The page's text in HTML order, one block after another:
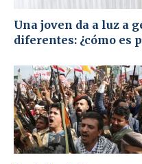
Una joven da a luz a
diferentes: ¿cómo es